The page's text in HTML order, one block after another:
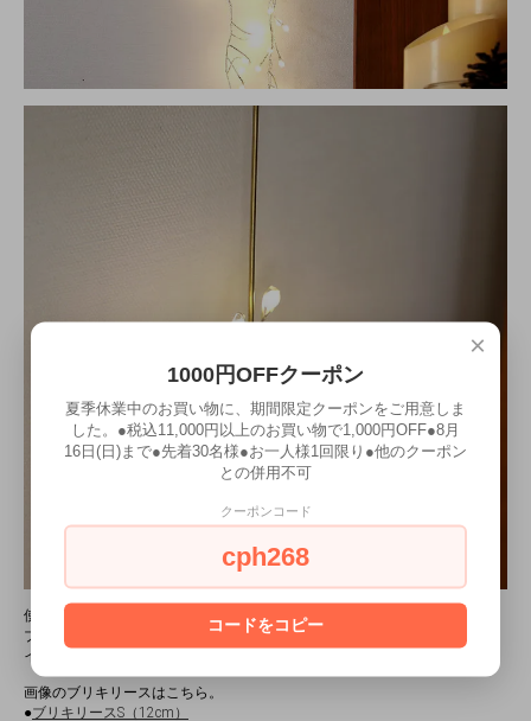
使うほどに増していく風合いもブラスならではの特徴です。
ブラスの光沢がアクセントになって、飾るものを引き立ててくれます。
インテリアづくりに、ぜひお役立てください。
画像のブリキリースはこちら。
●ブリキリースS（12cm）
×
1000円OFFクーポン
夏季休業中のお買い物に、期間限定クーポンをご用意しま
した。●税込11,000円以上のお買い物で1,000円OFF●8月
16日(日)まで●先着30名様●お一人様1回限り●他のクーポン
との併用不可
クーポンコード
cph268
コードをコピー